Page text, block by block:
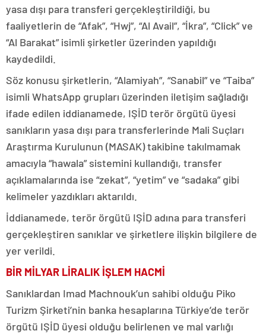
yasa dışı para transferi gerçekleştirildiği, bu
faaliyetlerin de “Afak”, “Hwj”, “Al Avail”, “İkra”, “Click” ve
“Al Barakat” isimli şirketler üzerinden yapıldığı
kaydedildi.
Söz konusu şirketlerin, “Alamiyah”, “Sanabil” ve “Taiba”
isimli WhatsApp grupları üzerinden iletişim sağladığı
ifade edilen iddianamede, IŞİD terör örgütü üyesi
sanıkların yasa dışı para transferlerinde Mali Suçları
Araştırma Kurulunun (MASAK) takibine takılmamak
amacıyla “hawala” sistemini kullandığı, transfer
açıklamalarında ise “zekat”, “yetim” ve “sadaka” gibi
kelimeler yazdıkları aktarıldı.
İddianamede, terör örgütü IŞİD adına para transferi
gerçekleştiren sanıklar ve şirketlere ilişkin bilgilere de
yer verildi.
BİR MİLYAR LİRALIK İŞLEM HACMİ
Sanıklardan Imad Machnouk’un sahibi olduğu Piko
Turizm Şirketi’nin banka hesaplarına Türkiye’de terör
örgütü IŞİD üyesi olduğu belirlenen ve mal varlığı